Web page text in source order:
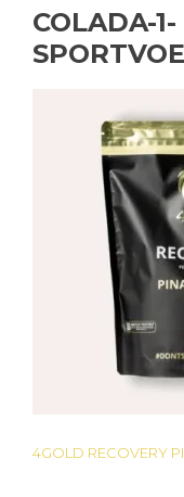
COLADA-1-
Bericht
4GOLD RECOVERY